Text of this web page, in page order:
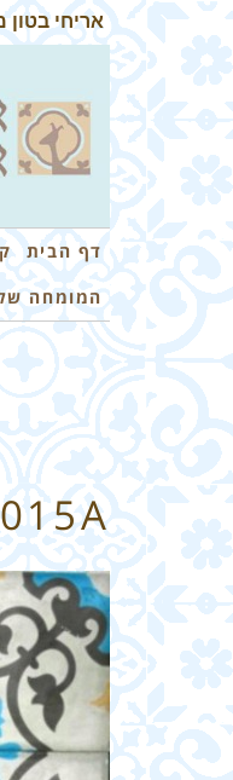
אריחי בטון
דף הבית
המומחה